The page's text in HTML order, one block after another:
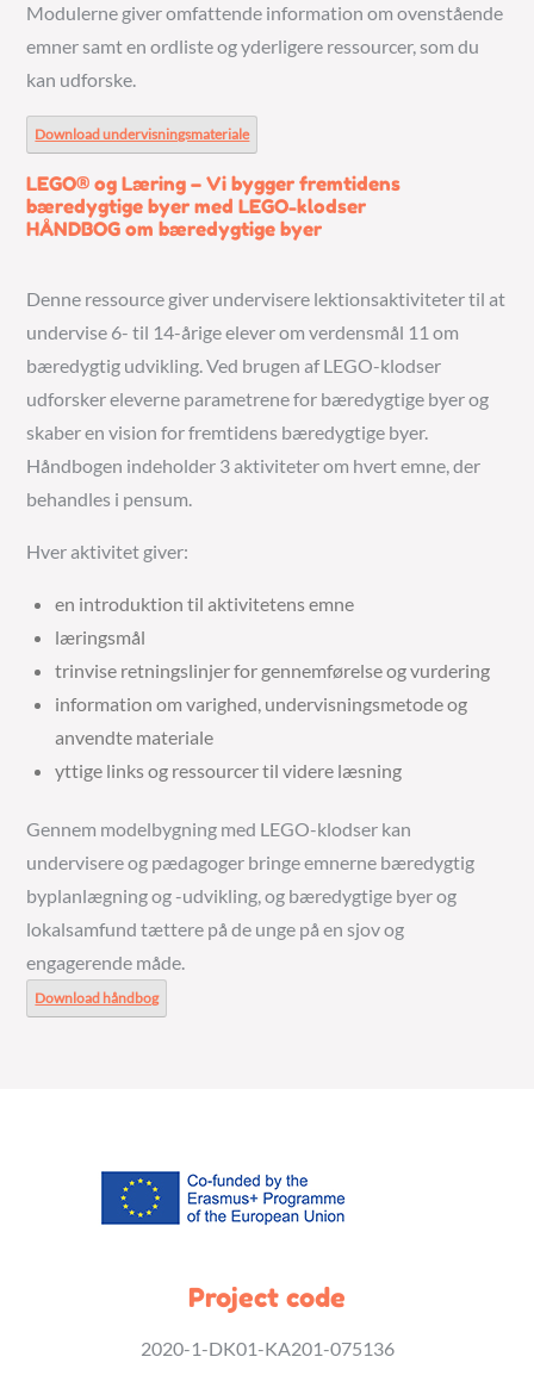
Modulerne giver omfattende information om ovenstående
emner samt en ordliste og yderligere ressourcer, som du
kan udforske.
Download undervisningsmateriale
LEGO® og Læring – Vi bygger fremtidens
bæredygtige byer med LEGO-klodser
HÅNDBOG om bæredygtige byer
Denne ressource giver undervisere lektionsaktiviteter til at
undervise 6- til 14-årige elever om verdensmål 11 om
bæredygtig udvikling. Ved brugen af LEGO-klodser
udforsker eleverne parametrene for bæredygtige byer og
skaber en vision for fremtidens bæredygtige byer.
Håndbogen indeholder 3 aktiviteter om hvert emne, der
behandles i pensum.
Hver aktivitet giver:
en introduktion til aktivitetens emne
læringsmål
trinvise retningslinjer for gennemførelse og vurdering
information om varighed, undervisningsmetode og
anvendte materiale
yttige links og ressourcer til videre læsning
Gennem modelbygning med LEGO-klodser kan
undervisere og pædagoger bringe emnerne bæredygtig
byplanlægning og -udvikling, og bæredygtige byer og
lokalsamfund tættere på de unge på en sjov og
engagerende måde.
Download håndbog
Project code
2020-1-DK01-KA201-075136